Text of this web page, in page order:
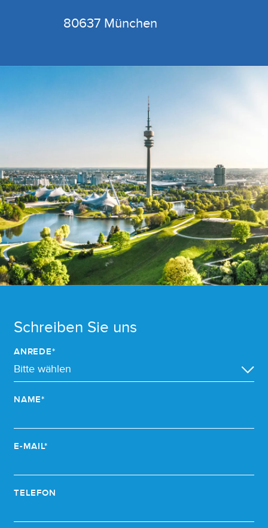
80637 München
Schreiben Sie uns
ANREDE*
NAME*
E-MAIL*
TELEFON